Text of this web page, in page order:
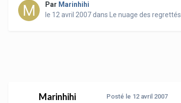
Par Marinhihi
le 12 avril 2007dans Le nuage des regrettés
Marinhihi Posté le 12 avril 2007